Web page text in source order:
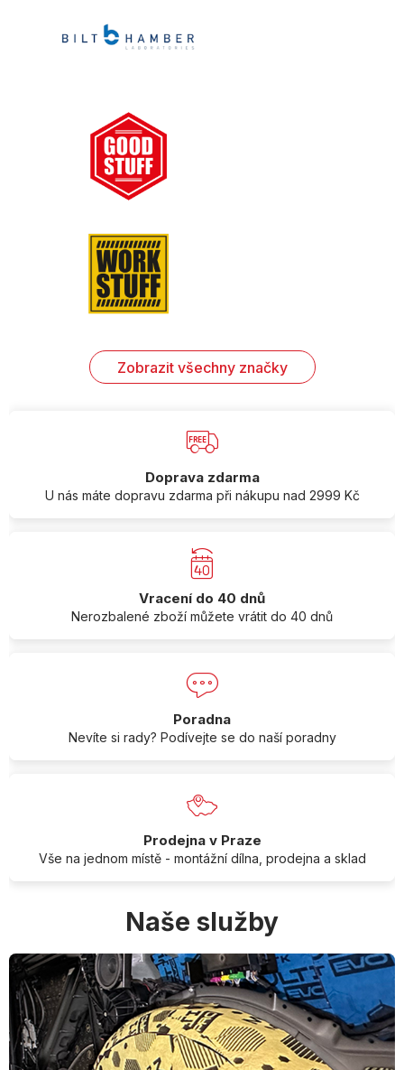
Zobrazit všechny značky
Doprava zdarma
U nás máte dopravu zdarma při nákupu nad 2999 Kč
Vracení do 40 dnů
Nerozbalené zboží můžete vrátit do 40 dnů
Poradna
Nevíte si rady? Podívejte se do naší poradny
Prodejna v Praze
Vše na jednom místě - montážní dílna, prodejna a sklad
Naše služby